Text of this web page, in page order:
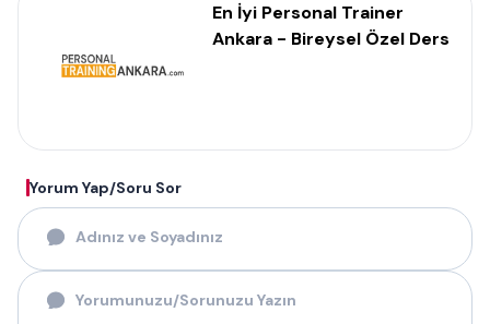
En İyi Personal Trainer
Ankara - Bireysel Özel Ders
Yorum Yap/Soru Sor